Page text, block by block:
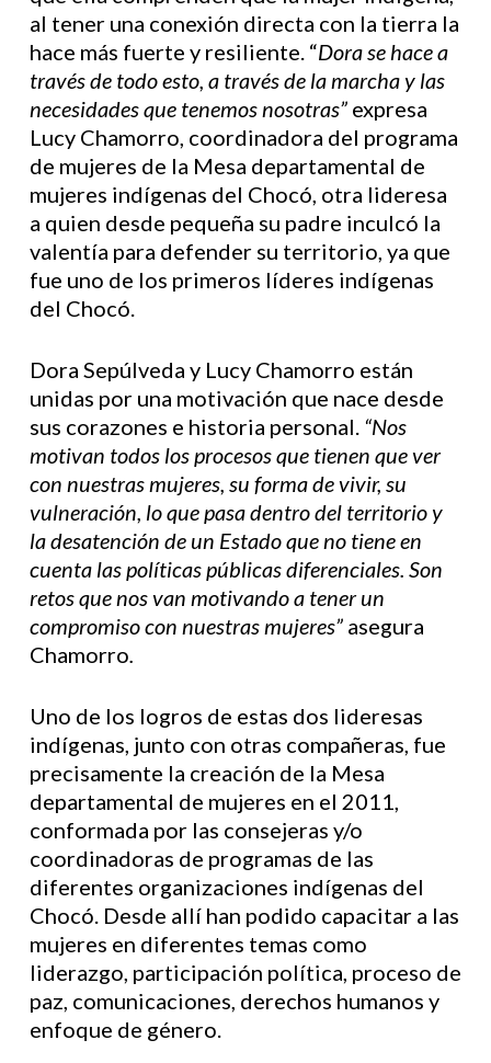
al tener una conexión directa con la tierra la
hace más fuerte y resiliente. “Dora se hace a
través de todo esto, a través de la marcha y las
necesidades que tenemos nosotras”expresa
Lucy Chamorro, coordinadora del programa
de mujeres de la Mesa departamental de
mujeres indígenas del Chocó, otra lideresa
a quien desde pequeña su padre inculcó la
valentía para defender su territorio, ya que
fue uno de los primeros líderes indígenas
del Chocó.
Dora Sepúlveda y Lucy Chamorro están
unidas por una motivación que nace desde
sus corazones e historia personal. “Nos
motivan todos los procesos que tienen que ver
con nuestras mujeres, su forma de vivir, su
vulneración, lo que pasa dentro del territorio y
la desatención de un Estado que no tiene en
cuenta las políticas públicas diferenciales. Son
retos que nos van motivando a tener un
compromiso con nuestras mujeres” asegura
Chamorro.
Uno de los logros de estas dos lideresas
indígenas, junto con otras compañeras, fue
precisamente la creación de la Mesa
departamental de mujeres en el 2011,
conformada por las consejeras y/o
coordinadoras de programas de las
diferentes organizaciones indígenas del
Chocó. Desde allí han podido capacitar a las
mujeres en diferentes temas como
liderazgo, participación política, proceso de
paz, comunicaciones, derechos humanos y
enfoque de género.